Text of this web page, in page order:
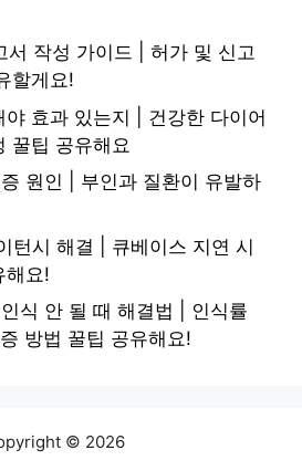
서 작성 가이드 | 허가 및 신고
할게요!
효과 있는지 | 건강한 다이어
꿀팁 공유해요
원인 | 부인과 질환이 유발하
턴시 해결 | 큐베이스 지연 시
해요!
식 안 될 때 해결법 | 인식률
방법 꿀팁 공유해요!
© 2026